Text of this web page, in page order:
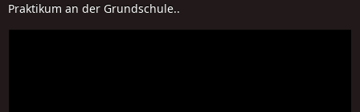
Praktikum an der Grundschule..